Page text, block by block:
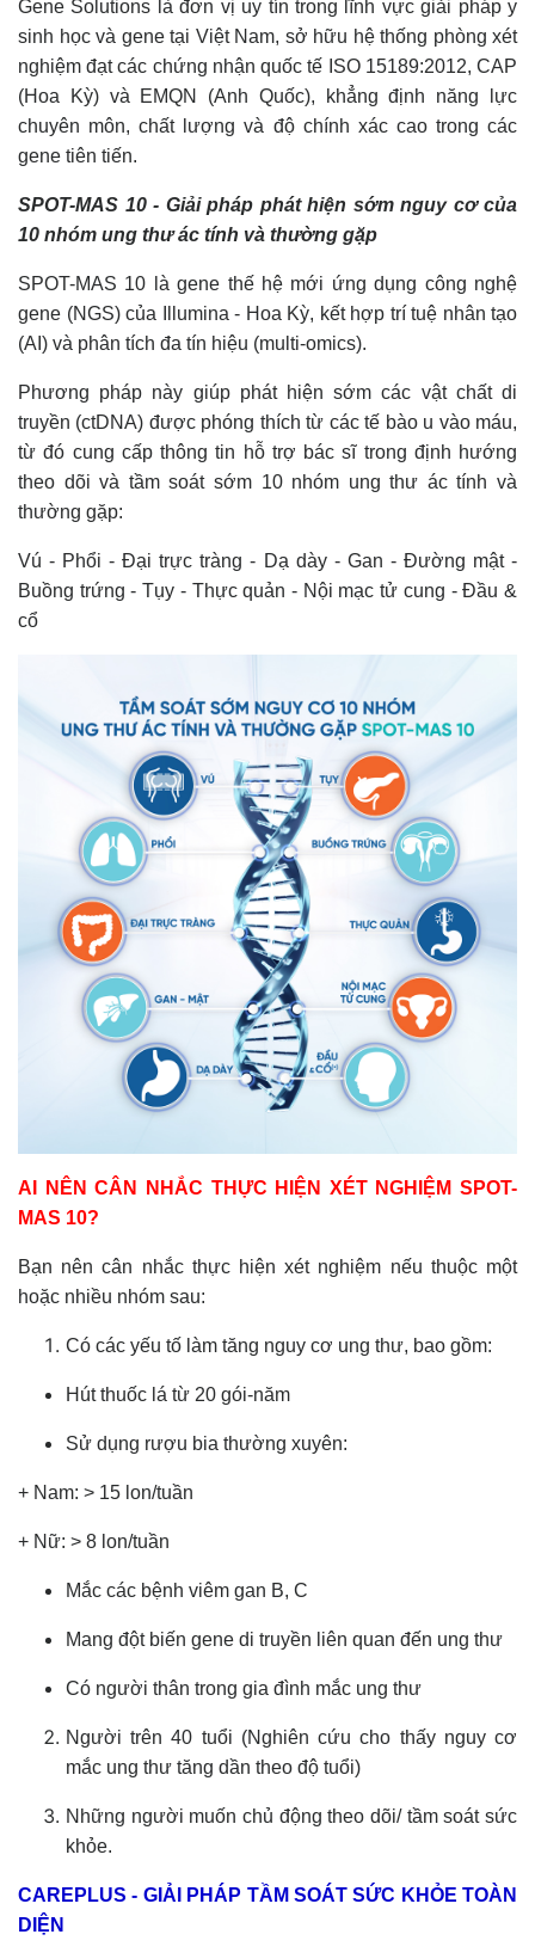
Gene Solutions là đơn vị uy tín trong lĩnh vực giải pháp y
sinh học và gene tại Việt Nam, sở hữu hệ thống phòng xét
nghiệm đạt các chứng nhận quốc tế ISO 15189:2012, CAP
(Hoa Kỳ) và EMQN (Anh Quốc), khẳng định năng lực
chuyên môn, chất lượng và độ chính xác cao trong các
gene tiên tiến.
SPOT-MAS 10 - Giải pháp phát hiện sớm nguy cơ của
10 nhóm ung thư ác tính và thường gặp
SPOT-MAS 10 là gene thế hệ mới ứng dụng công nghệ
gene (NGS) của Illumina - Hoa Kỳ, kết hợp trí tuệ nhân tạo
(AI) và phân tích đa tín hiệu (multi-omics).
Phương pháp này giúp phát hiện sớm các vật chất di
truyền (ctDNA) được phóng thích từ các tế bào u vào máu,
từ đó cung cấp thông tin hỗ trợ bác sĩ trong định hướng
theo dõi và tầm soát sớm 10 nhóm ung thư ác tính và
thường gặp:
Vú - Phổi - Đại trực tràng - Dạ dày - Gan - Đường mật -
Buồng trứng - Tụy - Thực quản - Nội mạc tử cung - Đầu &
cổ
AI NÊN CÂN NHẮC THỰC HIỆN XÉT NGHIỆM SPOT-
MAS 10?
Bạn nên cân nhắc thực hiện xét nghiệm nếu thuộc một
hoặc nhiều nhóm sau:
Có các yếu tố làm tăng nguy cơ ung thư, bao gồm:
Hút thuốc lá từ 20 gói-năm
Sử dụng rượu bia thường xuyên:
+ Nam: > 15 lon/tuần
+ Nữ: > 8 lon/tuần
Mắc các bệnh viêm gan B, C
Mang đột biến gene di truyền liên quan đến ung thư
Có người thân trong gia đình mắc ung thư
Người trên 40 tuổi (Nghiên cứu cho thấy nguy cơ
mắc ung thư tăng dần theo độ tuổi)
Những người muốn chủ động theo dõi/ tầm soát sức
khỏe.
CAREPLUS - GIẢI PHÁP TẦM SOÁT SỨC KHỎE TOÀN
DIỆN